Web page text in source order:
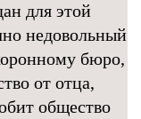
для этой
недовольный
бюро,
от отца,
общество